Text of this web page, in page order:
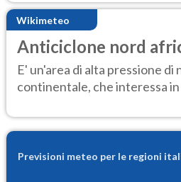
Wikimeteo
Anticiclone nord
E' un'area di alta pressione
continentale, che interessa
Previsioni meteo per le regioni